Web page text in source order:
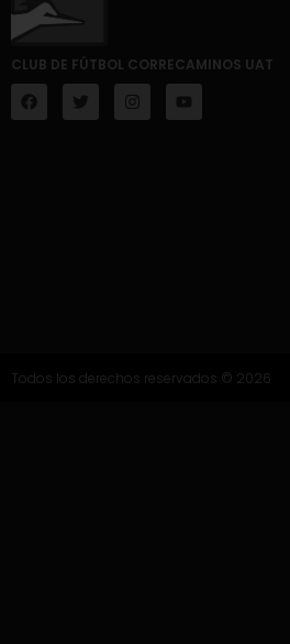
CLUB DE FÚTBOL CORRECAMINOS UAT
Todos los derechos reservados © 2026